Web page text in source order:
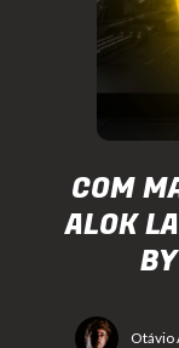
COM
ALOK
Otávio